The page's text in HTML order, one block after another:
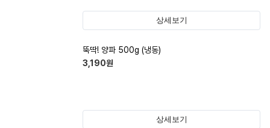
상세보기
뚝딱! 양파 500g (냉동)
3,190원
상세보기